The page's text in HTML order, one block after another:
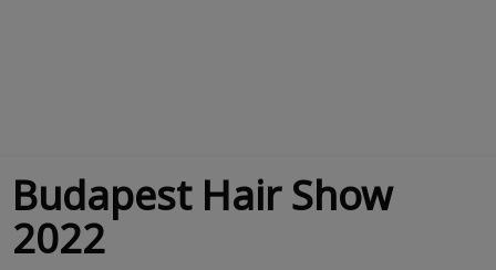
Budapest Hair Show
2022